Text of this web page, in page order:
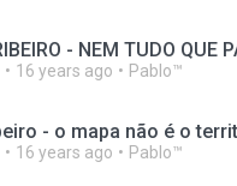
16 years ago Pablo™
- o mapa não é o
16 years ago Pablo™